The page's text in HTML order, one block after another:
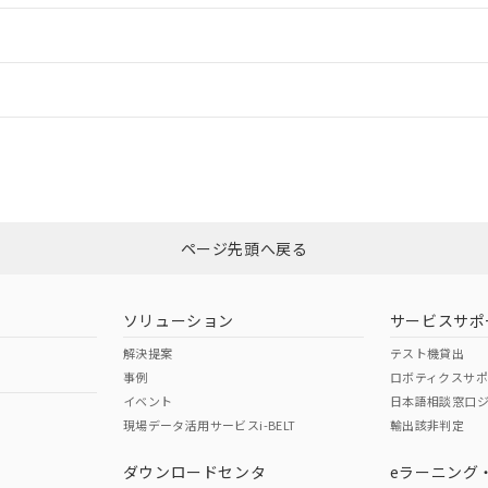
ダウンロードはこちらページ先頭へ戻る
ソリューション
解決提案
事例
イベント
現場データ活用サービスi-BELT
ダウンロードセンタ
サービスサポ
テスト機貸出
ロボティクスサ
日本語相談窓口
輸出該非判定
eラーニング